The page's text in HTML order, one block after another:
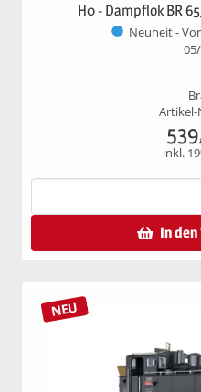
H0 - Dampflok BR
Neuheit -
Artikel-
inkl.
In
NEU